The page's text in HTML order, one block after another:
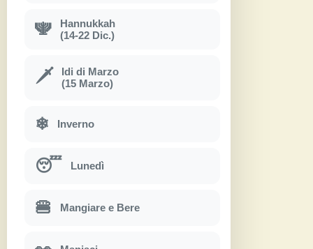
🕎
Hannukkah
(14-22 Dic.)
🗡
Idi di Marzo
(15 Marzo)
❄ Inverno
😴 Lunedì
🍔 Mangiare e Bere